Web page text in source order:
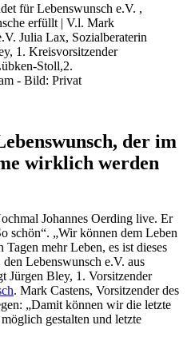
für Lebenswunsch e.V. ,
erfüllt | V.l. Mark
Julia Lax, Sozialberaterin
1. Kreisvorsitzender
Stoll,2.
- Bild: Privat
der im
wirklich werden
Johannes Oerding live. Er
schön“. „Wir können dem Leben
Tagen mehr Leben, es ist dieses
Lebenswunsch e.V. aus
Jürgen Bley, 1. Vorsitzender
. Mark Castens, Vorsitzender des
„Damit können wir die letzte
gestalten und letzte